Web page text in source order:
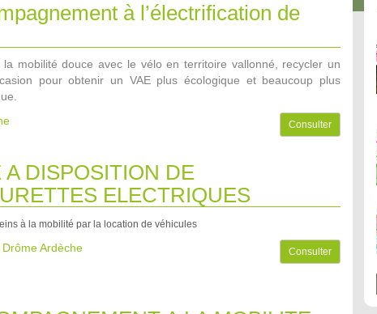
à l’électrification de
la mobilité douce avec le vélo en territoire vallonné, recycler un
pour obtenir un VAE plus écologique et beaucoup plus
Consulter
A DISPOSITION DE
ELECTRIQUES
à la mobilité par la location de véhicules
Ardèche Consulter